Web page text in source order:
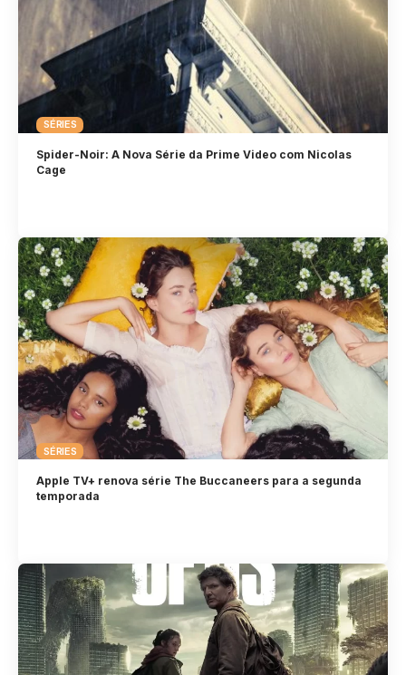
SÉRIES
Spider-Noir: A Nova Série da Prime Video com Nicolas
Cage
SÉRIES
Apple TV+ renova série The Buccaneers para a segunda
temporada